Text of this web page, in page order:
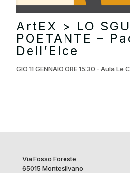
ArtEX > LO
POETANTE –
Dell’Elce
GIO 11 GENNAIO ORE 15:30 - Aula
Via Fosso Foreste
65015 Montesilvano